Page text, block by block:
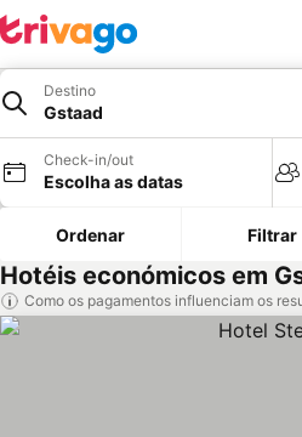
Destino
Gstaad
Check-in/out
Escolha as datas
Ordenar Filtrar
Hotéis económicos em
Como os pagamentos influenciam os